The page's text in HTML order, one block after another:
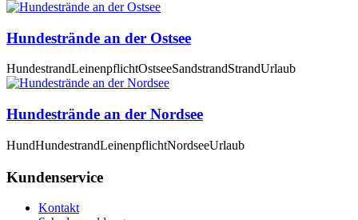
Hundestrände an der Ostsee
HundestrandLeinenpflichtOstseeSandstrandStrandUrlaub
Hundestrände an der Nordsee
HundHundestrandLeinenpflichtNordseeUrlaub
Kundenservice
Kontakt